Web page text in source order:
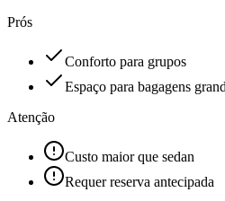
Prós
Conforto para grupos
Espaço para bagagens
Atenção
Custo maior que sedan
Requer reserva antecipada